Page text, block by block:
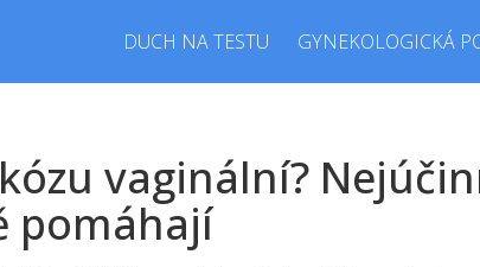
DUCH NA TESTU GYNEKOLOGICKÁ
vaginální?
pomáhají